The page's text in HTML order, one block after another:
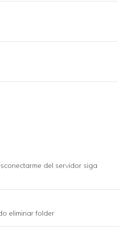
del servidor siga
eliminar folder